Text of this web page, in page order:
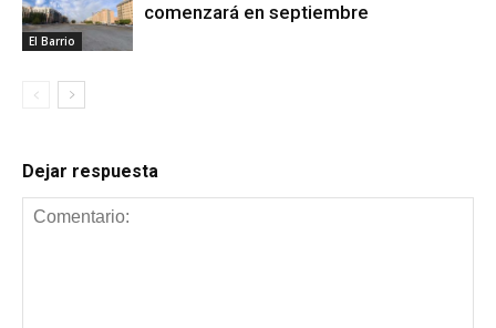
El Barrio
comenzará en septiembre
Dejar respuesta